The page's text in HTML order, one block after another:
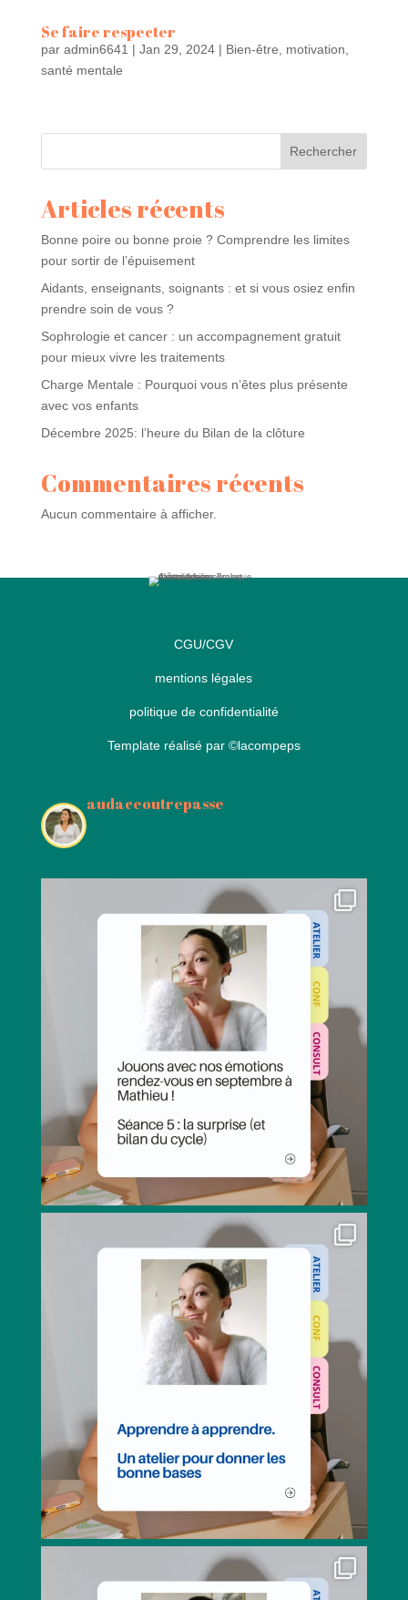
Se faire respecter
par admin6641 | Jan 29, 2024| Bien-être, motivation,
santé mentale
Rechercher
Articles récents
Bonne poire ou bonne proie ? Comprendre les limites
pour sortir de l’épuisement
Aidants, enseignants, soignants : et si vous osiez enfin
prendre soin de vous ?
Sophrologie et cancer : un accompagnement gratuit
pour mieux vivre les traitements
Charge Mentale : Pourquoi vous n’êtes plus présente
avec vos enfants
Décembre 2025: l’heure du Bilan de la clôture
Commentaires récents
Aucun commentaire à afficher.
CGU/CGV
mentions légales
politique de confidentialité
Template réalisé par ©lacompeps
audaceoutrepasse
👩🏻‍💼consultante formatrice spécialisée mécanisme
du stress émotions